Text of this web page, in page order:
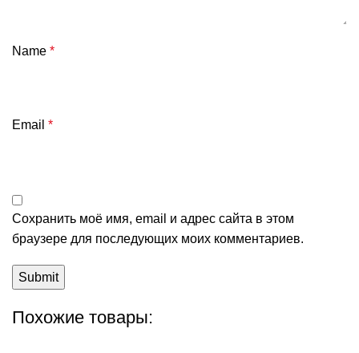
Name *
Email *
Сохранить моё имя, email и адрес сайта в этом
браузере для последующих моих комментариев.
Похожие товары: